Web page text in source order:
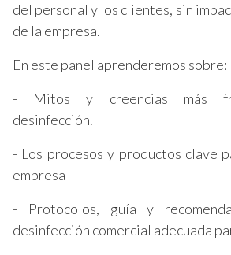
del personal y los clientes, sin
de la empresa.
En este panel aprenderemos sobre:
- Mitos y creencias más
desinfección.
- Los procesos y productos clave
empresa
- Protocolos, guía y
desinfección comercial adecuada